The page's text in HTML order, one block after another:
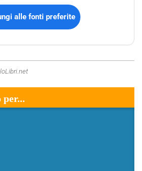
alle fonti preferite